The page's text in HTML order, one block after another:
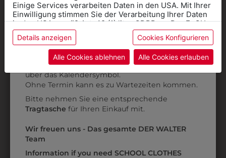
3003T001
T-SHIRT
€ 6,90
3003T620
€ 6,90
Einige Services verarbeiten Daten in den USA. Mit Ihrer
Einwilligung stimmen Sie der Verarbeitung Ihrer Daten
in den USA gemäß Art. 49 (1) lit. a GDPR zu. Der EuGH
stuft die USA als Land mit unzureichendem Datenschutz
ein, und es besteht das Risiko, dass US-Behörden
Daten ohne Klagemöglichkeit für Europäer überwachen.
Datenschutzerklärungbzw. im
Details anzeigen Cookies Konfigurieren
Alle Cookies ablehnen Alle Cookies erlauben
für die SCHULE
benötigen
Online Shop: Klick auf SCHULE in der
Kategorie und die richtige Schule auswählen.
AnprobeVorort im Geschäft: Termin buchen
über das Kalendersymbol.
Ohne Termin kann es zu Wartezeiten kommen.
Bitte nehmen Sie eine entsprechende
Tragtasche für Ihren Einkauf mit.
Wir freuen uns - Das gesamte DER WALTER
Team
Information if you need SCHOOL CLOTHES